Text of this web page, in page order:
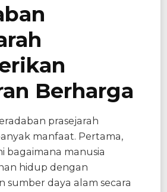
Berharga
prasejarah
manfaat. Pertama,
bagaimana manusia
hidup dengan
sumber daya alam secara